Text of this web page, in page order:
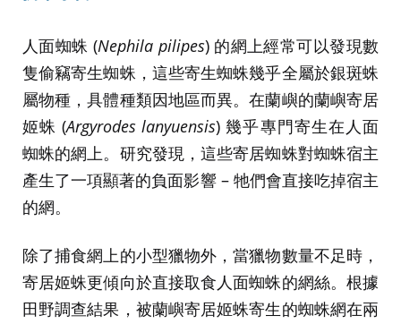
人面蜘蛛 (Nephila pilipes) 的網上經常可以發現數
隻偷竊寄生蜘蛛，這些寄生蜘蛛幾乎全屬於銀斑蛛
屬物種，具體種類因地區而異。在蘭嶼的蘭嶼寄居
姬蛛 (Argyrodes lanyuensis) 幾乎專門寄生在人面
蜘蛛的網上。研究發現，這些寄居蜘蛛對蜘蛛宿主
產生了一項顯著的負面影響 – 牠們會直接吃掉宿主
的網。
除了捕食網上的小型獵物外，當獵物數量不足時，
寄居姬蛛更傾向於直接取食人面蜘蛛的網絲。根據
田野調查結果，被蘭嶼寄居姬蛛寄生的蜘蛛網在兩